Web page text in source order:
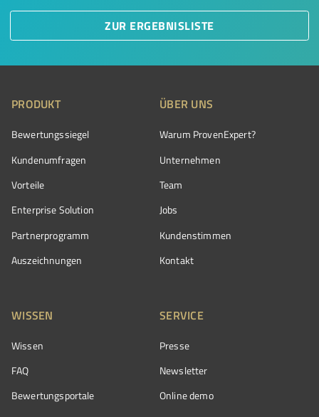
ZUR ERGEBNISLISTE
PRODUKT
Bewertungssiegel
Kundenumfragen
Vorteile
Enterprise Solution
Partnerprogramm
Auszeichnungen
ÜBER UNS
Warum ProvenExpert?
Unternehmen
Team
Jobs
Kundenstimmen
Kontakt
WISSEN
Wissen
FAQ
Bewertungsportale
SERVICE
Presse
Newsletter
Online demo